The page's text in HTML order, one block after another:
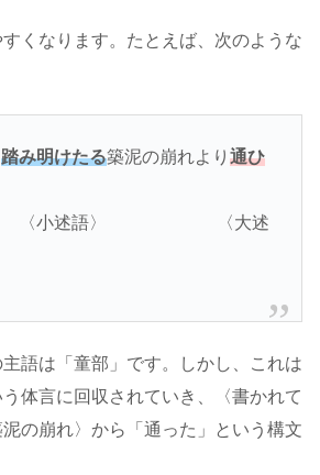
くなります。たとえば、次のような
踏み明けたる築泥の崩れより 通ひ
〈小述語〉 〈大述
主語は「童部」です。しかし、これは
う体言に回収されていき、〈書かれて
の崩れ〉から「通った」という構文